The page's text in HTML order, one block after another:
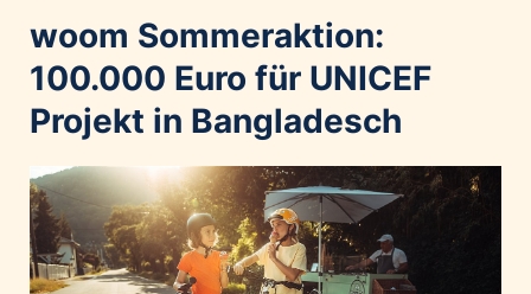
GE HealthCare
Home of Work
IT:U
JP Immobilien
JYSK
Kroatische Zentrale für Tourismus
List Holding Gruppe
woom Sommeraktion:
100.000 Euro für UNICEF
Projekt in Bangladesch